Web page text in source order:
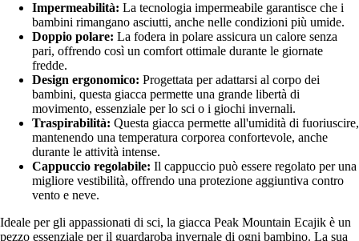
Impermeabilità: La tecnologia impermeabile garantisce che i
bambini rimangano asciutti, anche nelle condizioni più umide.
Doppio polare: La fodera in polare assicura un calore senza
pari, offrendo così un comfort ottimale durante le giornate
fredde.
Design ergonomico: Progettata per adattarsi al corpo dei
bambini, questa giacca permette una grande libertà di
movimento, essenziale per lo sci o i giochi invernali.
Traspirabilità: Questa giacca permette all'umidità di fuoriuscire,
mantenendo una temperatura corporea confortevole, anche
durante le attività intense.
Cappuccio regolabile: Il cappuccio può essere regolato per una
migliore vestibilità, offrendo una protezione aggiuntiva contro
vento e neve.
Ideale per gli appassionati di sci, la giacca Peak Mountain Ecajik è un
pezzo essenziale per il guardaroba invernale di ogni bambino. La sua